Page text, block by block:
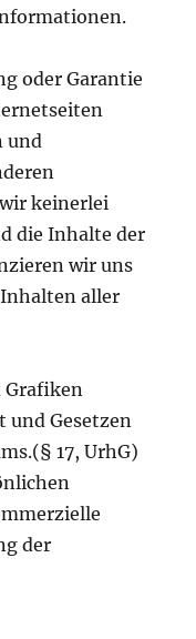
oder Garantie
und
keinerlei
die Inhalte der
wir uns
aller
Grafiken
und Gesetzen
17, UrhG)
der